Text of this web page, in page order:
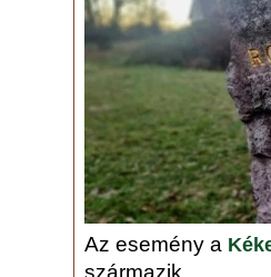
Az esemény a
származik.